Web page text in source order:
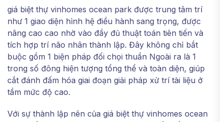
giá biệt thự vinhomes ocean park được trung tâm trí
như 1 giao diện hình hệ điều hành sang trọng, được
nâng cao cao nhờ vào đầy đủ thuật toán tiên tiến và
tích hợp trí não nhân thành lập. Đây không chỉ bắt
buộc gồm 1 biện pháp đối chọi thuần Ngoài ra là 1
trong số đông hiện tượng tổng thể và toàn diện, giúp
cắt đánh đấm hóa giai đoạn giải pháp xử trí tài liệu ở
tầm mức độ cao.
Với sự thành lập nên của giá biệt thự vinhomes ocean